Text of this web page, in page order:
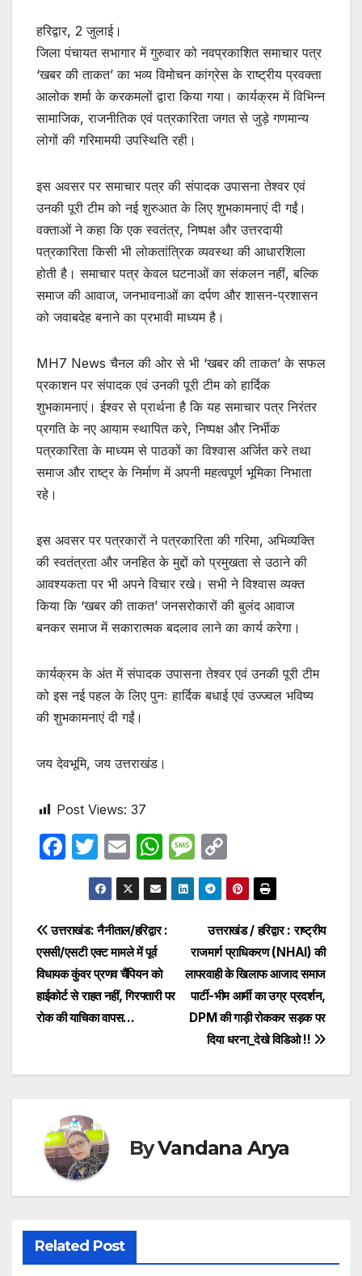
हरिद्वार, 2 जुलाई।
जिला पंचायत सभागार में गुरुवार को नवप्रकाशित समाचार पत्र
‘खबर की ताकत’ का भव्य विमोचन कांग्रेस के राष्ट्रीय प्रवक्ता
आलोक शर्मा के करकमलों द्वारा किया गया। कार्यक्रम में विभिन्न
सामाजिक, राजनीतिक एवं पत्रकारिता जगत से जुड़े गणमान्य
लोगों की गरिमामयी उपस्थिति रही।
इस अवसर पर समाचार पत्र की संपादक उपासना तेश्वर एवं
उनकी पूरी टीम को नई शुरुआत के लिए शुभकामनाएं दी गईं।
वक्ताओं ने कहा कि एक स्वतंत्र, निष्पक्ष और उत्तरदायी
पत्रकारिता किसी भी लोकतांत्रिक व्यवस्था की आधारशिला
होती है। समाचार पत्र केवल घटनाओं का संकलन नहीं, बल्कि
समाज की आवाज, जनभावनाओं का दर्पण और शासन-प्रशासन
को जवाबदेह बनाने का प्रभावी माध्यम है।
MH7 News चैनल की ओर से भी ‘खबर की ताकत’ के सफल
प्रकाशन पर संपादक एवं उनकी पूरी टीम को हार्दिक
शुभकामनाएं। ईश्वर से प्रार्थना है कि यह समाचार पत्र निरंतर
प्रगति के नए आयाम स्थापित करे, निष्पक्ष और निर्भीक
पत्रकारिता के माध्यम से पाठकों का विश्वास अर्जित करे तथा
समाज और राष्ट्र के निर्माण में अपनी महत्वपूर्ण भूमिका निभाता
रहे।
इस अवसर पर पत्रकारों ने पत्रकारिता की गरिमा, अभिव्यक्ति
की स्वतंत्रता और जनहित के मुद्दों को प्रमुखता से उठाने की
आवश्यकता पर भी अपने विचार रखे। सभी ने विश्वास व्यक्त
किया कि ‘खबर की ताकत’ जनसरोकारों की बुलंद आवाज
बनकर समाज में सकारात्मक बदलाव लाने का कार्य करेगा।
कार्यक्रम के अंत में संपादक उपासना तेश्वर एवं उनकी पूरी टीम
को इस नई पहल के लिए पुनः हार्दिक बधाई एवं उज्ज्वल भविष्य
की शुभकामनाएं दी गईं।
जय देवभूमि, जय उत्तराखंड।
Post Views: 37
F
e
b
o
o
k
T
w
itt
er
E
m
ail
W
h
at
s
p
p
M
e
s
s
a
g
e
o
p
y
Li
n
k
Post
navigation
उत्तराखंड / हरिद्वार : राष्ट्रीय
राजमार्ग प्राधिकरण (NHAI) की
लापरवाही के खिलाफ आजाद समाज
पार्टी-भीम आर्मी का उग्र प्रदर्शन,
DPM की गाड़ी रोककर सड़क पर
दिया धरना_देखे विडिओ !!
उत्तराखंड: नैनीताल/हरिद्वार :
एससी/एसटी एक्ट मामले में पूर्व
विधायक कुंवर प्रणव चैंपियन को
हाईकोर्ट से राहत नहीं, गिरफ्तारी पर
रोक की याचिका वापस…
ByVandana Arya
Related Post